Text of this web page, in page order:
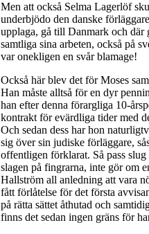
Men att också Selma Lagerlöf
underbjödo den danske
upplaga, gå till Danmark och där
samtliga sina arbeten, också på
var onekligen en svår blamage!
Också här blev det för Moses
Han måste alltså för en dyr
han efter denna förargliga 10-
kontrakt för evärdliga tider med
Och sedan dess har hon
sig över sin judiske förläggare,
offentligen förklarat. Så pass
slagen på fingrarna, inte gör om
Hallström all anledning att vara
fått förlåtelse för det första
på rätta sättet åthutad och
finns det sedan ingen gräns för